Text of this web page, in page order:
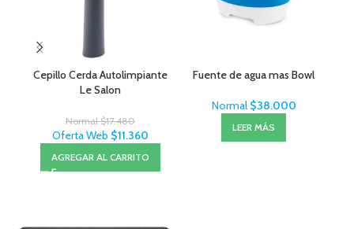
Cepillo Cerda Autolimpiante
Le Salon
Normal$17.480
Oferta Web $11.360
AGREGAR AL CARRITO
Fuente de agua mas Bowl
Normal $38.000
LEER MÁS